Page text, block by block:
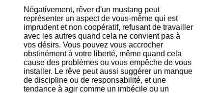
Négativement, rêver d'un mustang peut
représenter un aspect de vous-même qui est
imprudent et non coopératif, refusant de travailler
avec les autres quand cela ne convient pas à
vos désirs. Vous pouvez vous accrocher
obstinément à votre liberté, même quand cela
cause des problèmes ou vous empêche de vous
installer. Le rêve peut aussi suggérer un manque
de discipline ou de responsabilité, et une
tendance à agir comme un imbécile ou un